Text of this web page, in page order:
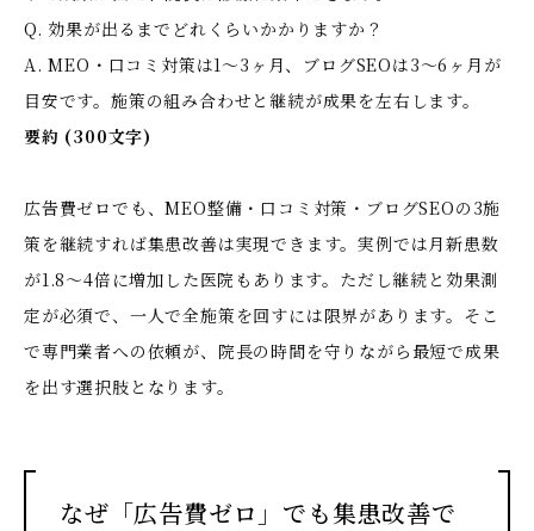
Q. 効果が出るまでどれくらいかかりますか？
A. MEO・口コミ対策は1〜3ヶ月、ブログSEOは3〜6ヶ月が
目安です。施策の組み合わせと継続が成果を左右します。
要約 (300文字)
広告費ゼロでも、MEO整備・口コミ対策・ブログSEOの3施
策を継続すれば集患改善は実現できます。実例では月新患数
が1.8〜4倍に増加した医院もあります。ただし継続と効果測
定が必須で、一人で全施策を回すには限界があります。そこ
で専門業者への依頼が、院長の時間を守りながら最短で成果
を出す選択肢となります。
なぜ「広告費ゼロ」でも集患改善で